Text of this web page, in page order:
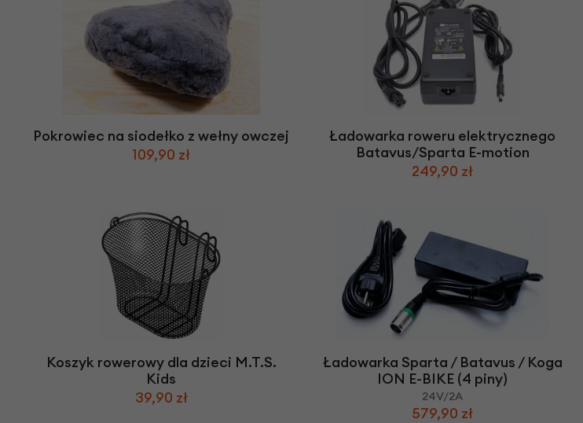
Pokrowiec na siodełko z wełny owczej
109,90 zł
Ładowarka roweru elektrycznego
Batavus/Sparta E-motion
249,90 zł
Koszyk rowerowy dla dzieci M.T.S.
Kids
39,90 zł
Ładowarka Sparta / Batavus / Koga
ION E-BIKE (4 piny)
24V/2A
579,90 zł